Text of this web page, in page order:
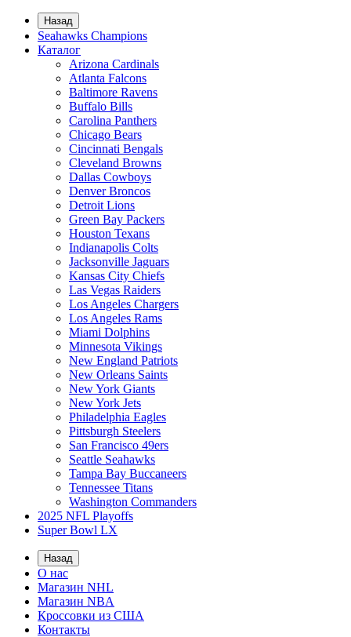
Назад
Seahawks Champions
Каталог
Arizona Cardinals
Atlanta Falcons
Baltimore Ravens
Buffalo Bills
Carolina Panthers
Chicago Bears
Cincinnati Bengals
Cleveland Browns
Dallas Cowboys
Denver Broncos
Detroit Lions
Green Bay Packers
Houston Texans
Indianapolis Colts
Jacksonville Jaguars
Kansas City Chiefs
Las Vegas Raiders
Los Angeles Chargers
Los Angeles Rams
Miami Dolphins
Minnesota Vikings
New England Patriots
New Orleans Saints
New York Giants
New York Jets
Philadelphia Eagles
Pittsburgh Steelers
San Francisco 49ers
Seattle Seahawks
Tampa Bay Buccaneers
Tennessee Titans
Washington Commanders
2025 NFL Playoffs
Super Bowl LX
Назад
О нас
Магазин NHL
Магазин NBA
Кроссовки из США
Контакты